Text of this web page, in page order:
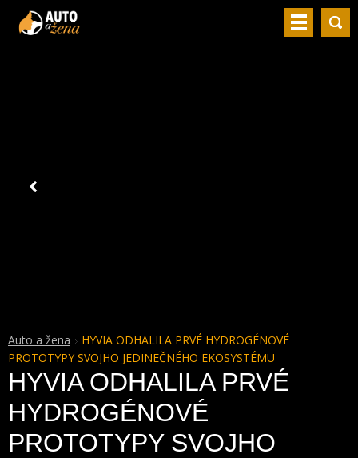
Auto a žena
HYVIA ODHALILA PRVÉ HYDROGÉNOVÉ
PROTOTYPY SVOJHO JEDINEČNÉHO EKOSYSTÉMU
HYVIA ODHALILA PRVÉ
HYDROGÉNOVÉ
PROTOTYPY SVOJHO